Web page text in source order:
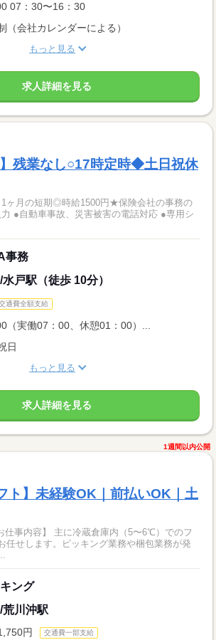
07：30〜16：30
（会社カレンダーによる）
もっと見る
求人詳細を見る
】残業なし○17時定時◆土日祝休
1ヶ月の短期◎時給1500円★保険会社の事務の
●自動車事故、災害被害の電話対応 ●専用シ
事務
戸駅（徒歩 10分）
通費全額支給
（実働07：00、休憩01：00）...
日
もっと見る
求人詳細を見る
1週間以内公開
ト】未経験OK｜前払いOK｜土
任せします。ピッキング業務や梱包業務が発
ング
川沖駅
円 交通費一部支給